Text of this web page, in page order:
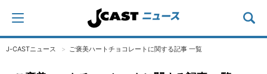
J-CASTニュース ご褒美ハートチョコレートに関する記事 一覧